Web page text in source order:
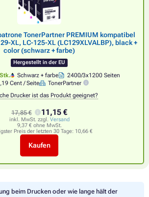
TonerPartner PREMIUM kompatibel
XL, LC-125-XL (LC129XLVALBP), black +
color (schwarz + farbe)
Hergestellt in der EU
Schwarz + farbe
2400/3x1200 Seiten
Cent / Seite
TonerPartner
Drucker ist das Produkt geeignet?
17,85 € 11,15 €
inkl. MwSt. zzgl. Versand
9,37 € ohne MwSt.
Preis der letzten 30 Tage: 10,66 €
Kaufen
beim Drucken oder wie lange hält der